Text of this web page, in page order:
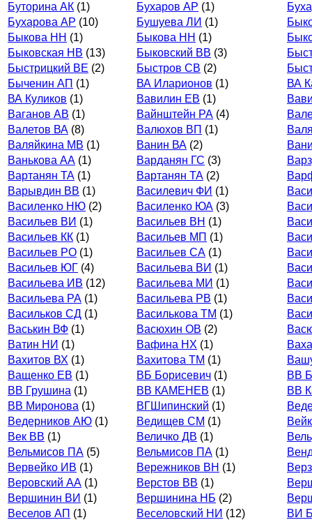
Буторина АК (1) Бухаров АР (1)
Бухарова АР (10) Бушуева ЛИ (1)
Быкова НН (1) Быкова НН (1)
Быковская НВ (13) Быковский ВВ (3)
Быстрицкий ВЕ (2) Быстров СВ (2)
Быченин АП (1) ВА Иларионов (1)
ВА
ВА Куликов (1) Вавилин ЕВ (1)
Ваганов АВ (1) Вайнштейн РА (4)
Валетов ВА (8) Валюхов ВП (1)
Валяйкина МВ (1) Ванин ВА (2)
Ванькова АА (1) Варданян ГС (3)
Вартанян ТА (1) Вартанян ТА (2)
Варывдин ВВ (1) Василевич ФИ (1)
Василенко НЮ (2) Василенко ЮА (3)
Васильев ВИ (1) Васильев ВН (1)
Васильев КК (1) Васильев МП (1)
Васильев РО (1) Васильев СА (1)
Васильев ЮГ (4) Васильева ВИ (1)
Васильева ИВ (12) Васильева МИ (1)
Васильева РА (1) Васильева РВ (1)
Васильков СД (1) Василькова ТМ (1)
Васькин ВФ (1) Васюхин ОВ (2)
Ватин НИ (1) Вафина НХ (1)
Вахитов ВХ (1) Вахитова ТМ (1)
Ващенко ЕВ (1) ВБ Борисевич (1)
ВВ
ВВ Грушина (1) ВВ КАМЕНЕВ (1)
ВВ
ВВ Миронова (1) ВГШипинский (1)
Ведерников АЮ (1) Ведищев СМ (1)
Век ВВ (1) Величко ДВ (1)
Вельмисов ПА (5) Вельмисов ПА (1)
Вервейко ИВ (1) Вережников ВН (1)
Веровский АА (1) Верстов ВВ (1)
Вершинин ВИ (1) Вершинина НБ (2)
Веселов АП (1) Веселовский НИ (12)
ВИ